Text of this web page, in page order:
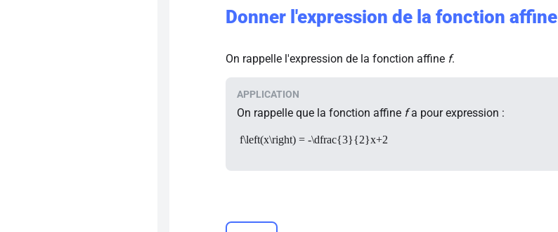
Donner l'expression de la fonction affine
On rappelle l'expression de la fonction affine f.
On rappelle que la fonction affine fa pour expression :
f\left(x\right) = -\dfrac{3}{2}x+2